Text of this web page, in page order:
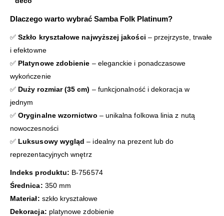
Dlaczego warto wybrać Samba Folk Platinum?
✅Szkło kryształowe najwyższej jakości – przejrzyste, trwałe
i efektowne
✅ Platynowe zdobienie – eleganckie i ponadczasowe
wykończenie
✅ Duży rozmiar (35 cm) – funkcjonalność i dekoracja w
jednym
✅Oryginalne wzornictwo – unikalna folkowa linia z nutą
nowoczesności
✅ Luksusowy wygląd – idealny na prezent lub do
reprezentacyjnych wnętrz
Indeks produktu: B-756574
Średnica: 350 mm
Materiał: szkło kryształowe
Dekoracja: platynowe zdobienie